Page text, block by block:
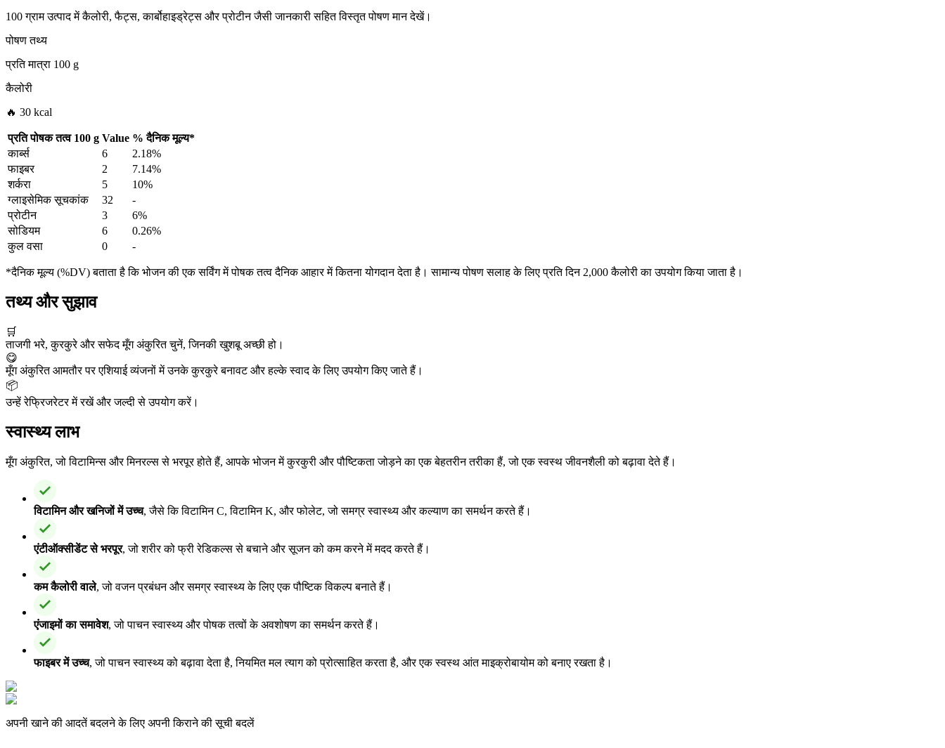
100 ग्राम उत्पाद में कैलोरी, फैट्स, कार्बोहाइड्रेट्स और प्रोटीन जैसी जानकारी सहित विस्तृत पोषण मान देखें।
पोषण तथ्य
प्रति मात्रा 100 g
कैलोरी
🔥 30 kcal
प्रति पोषक तत्व 100 g Value %दैनिक मूल्य*
कार्ब्स
6
2.18%
फाइबर
2
7.14%
शर्करा
5
10%
ग्लाइसेमिक सूचकांक
32
-
प्रोटीन
3
6%
सोडियम
6
0.26%
कुल वसा
0 -
*दैनिक मूल्य (%DV) बताता है कि भोजन की एक सर्विंग में पोषक तत्व दैनिक आहार में कितना योगदान देता है। सामान्य पोषण सलाह के लिए प्रति दिन 2,000 कैलोरी का उपयोग किया जाता है।
तथ्य और सुझाव
🛒
ताजगी भरे, कुरकुरे और सफेद मूँग अंकुरित चुनें, जिनकी खुशबू अच्छी हो।
😋
मूँग अंकुरित आमतौर पर एशियाई व्यंजनों में उनके कुरकुरे बनावट और हल्के स्वाद के लिए उपयोग किए जाते हैं।
📦
उन्हें रेफ्रिजरेटर में रखें और जल्दी से उपयोग करें।
स्वास्थ्य लाभ
मूँग अंकुरित, जो विटामिन्स और मिनरल्स से भरपूर होते हैं, आपके भोजन में कुरकुरी और पौष्टिकता जोड़ने का एक बेहतरीन तरीका हैं, जो एक स्वस्थ जीवनशैली को बढ़ावा देते हैं।
विटामिन और खनिजों में उच्च, जैसे कि विटामिन C, विटामिन K, और फोलेट, जो समग्र स्वास्थ्य और कल्याण का समर्थन करते हैं।
एंटीऑक्सीडेंट से भरपूर, जो शरीर को फ्री रेडिकल्स से बचाने और सूजन को कम करने में मदद करते हैं।
कम कैलोरी वाले, जो वजन प्रबंधन और समग्र स्वास्थ्य के लिए एक पौष्टिक विकल्प बनाते हैं।
एंजाइमों का समावेश, जो पाचन स्वास्थ्य और पोषक तत्वों के अवशोषण का समर्थन करते हैं।
फाइबर में उच्च, जो पाचन स्वास्थ्य को बढ़ावा देता है, नियमित मल त्याग को प्रोत्साहित करता है, और एक स्वस्थ आंत माइक्रोबायोम को बनाए रखता है।
अपनी खाने की आदतें बदलने के लिए अपनी किराने की सूची बदलें